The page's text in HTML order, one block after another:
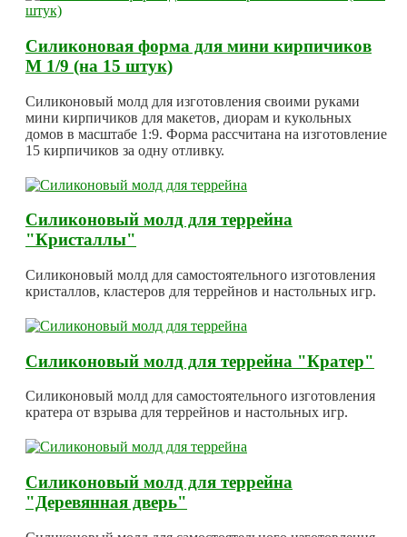
Силиконовая форма для мини кирпичиков
М 1/9 (на 15 штук)
Силиконовый молд для изготовления своими руками
мини кирпичиков для макетов, диорам и кукольных
домов в масштабе 1:9. Форма рассчитана на изготовление
15 кирпичиков за одну отливку.
Силиконовый молд для террейна
"Кристаллы"
Силиконовый молд для самостоятельного изготовления
кристаллов, кластеров для террейнов и настольных игр.
Силиконовый молд для террейна "Кратер"
Силиконовый молд для самостоятельного изготовления
кратера от взрыва для террейнов и настольных игр.
Силиконовый молд для террейна
"Деревянная дверь"